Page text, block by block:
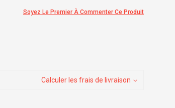
Soyez Le Premier À Commenter Ce Produit
Calculer les frais de livraison